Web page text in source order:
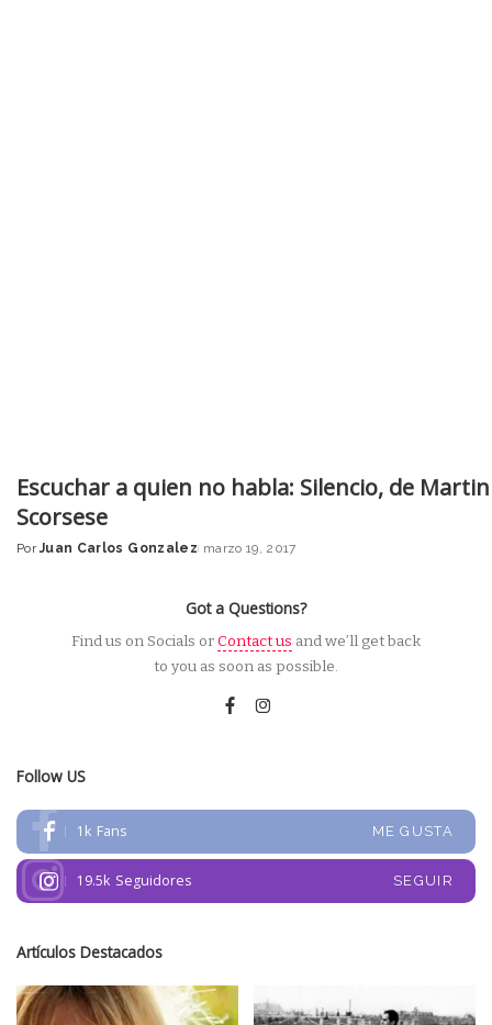
Escuchar a quien no habla: Silencio, de Martin
Scorsese
Posted
Por Juan Carlos Gonzalez marzo 19, 2017
Got a Questions?
Find us on Socials orContact us and we’ll get back
to you as soon as possible.
Follow US
1k Fans ME GUSTA
19.5k Seguidores SEGUIR
Artículos Destacados